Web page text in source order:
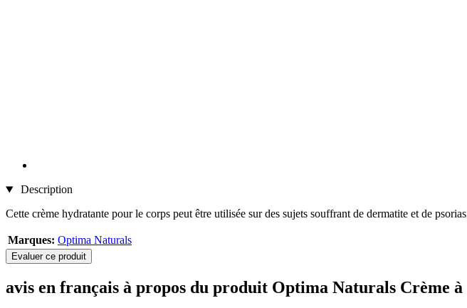
Description
Cette crème hydratante pour le corps peut être utilisée sur des sujets souffrant de dermatite et de
Marques: Optima Naturals
Evaluer ce produit
avis en français à propos du produit Optima Naturals Crème